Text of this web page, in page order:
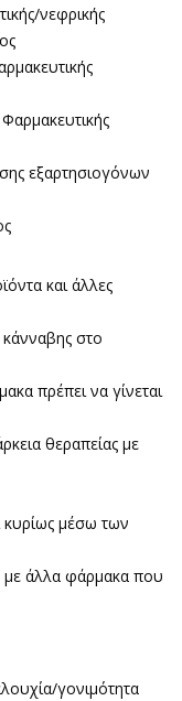
νεφρικής
εξαρτησιογόνων
και άλλες
κάνναβης στο
πρέπει να γίνεται
θεραπείας με
κυρίως μέσω των
με άλλα φάρμακα που
γονιμότητα